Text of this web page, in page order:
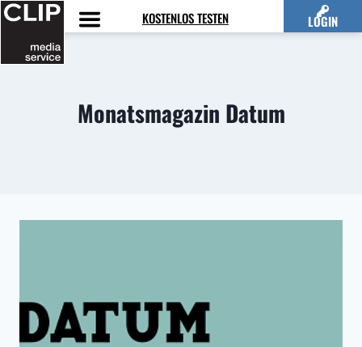
Zum
Inhalt
springen
KOSTENLOS TESTEN LOGIN
Monatsmagazin Datum